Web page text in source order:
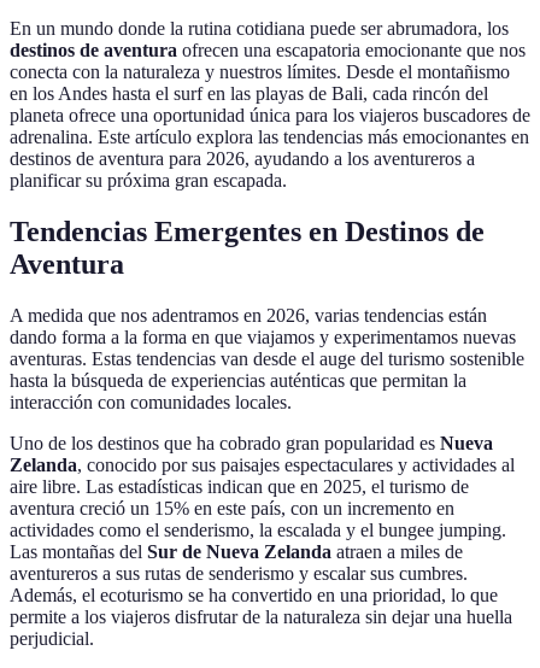
En un mundo donde la rutina cotidiana puede ser abrumadora, los
destinos de aventura ofrecen una escapatoria emocionante que nos
conecta con la naturaleza y nuestros límites. Desde el montañismo
en los Andes hasta el surf en las playas de Bali, cada rincón del
planeta ofrece una oportunidad única para los viajeros buscadores de
adrenalina. Este artículo explora las tendencias más emocionantes en
destinos de aventura para 2026, ayudando a los aventureros a
planificar su próxima gran escapada.
Tendencias Emergentes en Destinos de
Aventura
A medida que nos adentramos en 2026, varias tendencias están
dando forma a la forma en que viajamos y experimentamos nuevas
aventuras. Estas tendencias van desde el auge del turismo sostenible
hasta la búsqueda de experiencias auténticas que permitan la
interacción con comunidades locales.
Uno de los destinos que ha cobrado gran popularidad es Nueva
Zelanda, conocido por sus paisajes espectaculares y actividades al
aire libre. Las estadísticas indican que en 2025, el turismo de
aventura creció un 15% en este país, con un incremento en
actividades como el senderismo, la escalada y el bungee jumping.
Las montañas del Sur de Nueva Zelanda atraen a miles de
aventureros a sus rutas de senderismo y escalar sus cumbres.
Además, el ecoturismo se ha convertido en una prioridad, lo que
permite a los viajeros disfrutar de la naturaleza sin dejar una huella
perjudicial.